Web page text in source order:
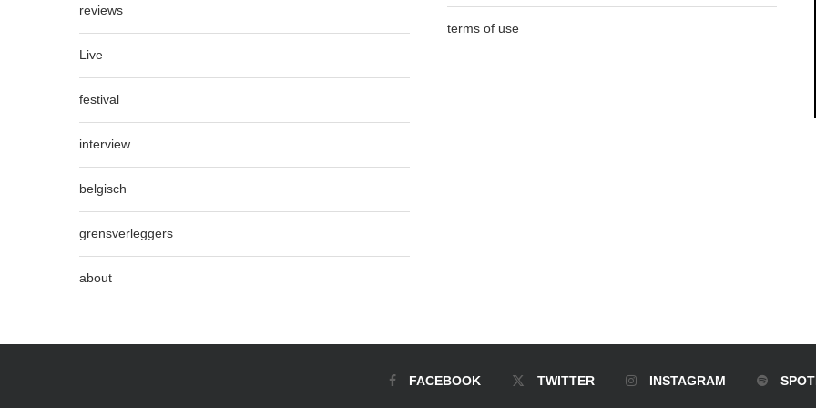
reviews
Live
festival
interview
belgisch
grensverleggers
about
terms of use
FACEBOOK TWITTER INSTAGRAM